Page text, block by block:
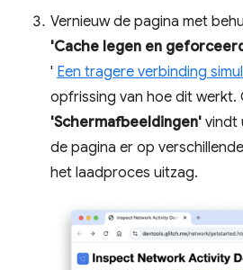
Vernieuw de pagina met
'Cache legen en
' Een tragere verbinding
opfrissing van hoe dit werkt.
'Schermafbeeldingen' vindt
de pagina er op
het laadproces uitzag.